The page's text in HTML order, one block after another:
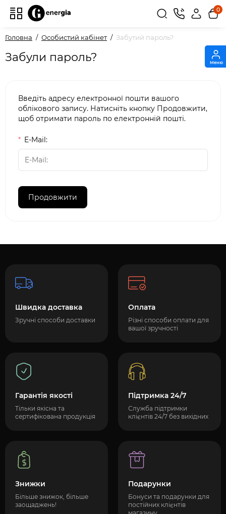
Меню
0
Головна Особистий кабінет Забутий пароль?
Забули пароль?
Введіть адресу електронної пошти вашого
облікового запису. Натисніть кнопку Продовжити,
щоб отримати пароль по електронній пошті.
E-Mail:
Швидка доставка
Зручні способи доставки
Оплата
Різні способи оплати для
вашої зручності
Гарантія якості
Тільки якісна та
сертифікована продукція
Підтримка 24/7
Служба підтримки
клієнтів 24/7 без вихідних
Знижки
Більше знижок, більше
заощаджень!
Подарунки
Бонуси та подарунки для
постійних клієнтів